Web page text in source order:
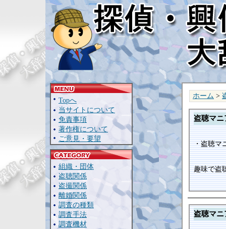
Topへ
当サイトについて
免責事項
著作権について
ご意見・要望
組織・団体
盗聴関係
盗撮関係
離婚関係
調査の種類
調査手法
調査機材
ホーム >
盗聴マニ
・盗聴マ
趣味で盗
盗聴マ